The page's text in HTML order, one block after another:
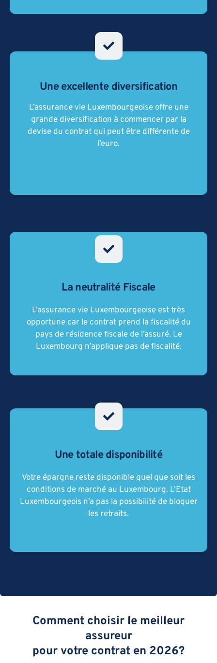
Une excellente diversification
L’assurance vie Luxembourgeoise offre une
grande diversification à commencer par la
devise du contrat qui peut être différente de
l’euro.
L’assurance vie Luxembourgeoise offre une
grande diversification à commencer par la
devise du contrat qui peut être différente de
l’euro.
La neutralité Fiscale
L’assurance vie Luxembourgeoise est très
opportune car le contrat prend la fiscalité du
pays de résidence fiscale de l’assuré. Le
Luxembourg n’applique pas de fiscalité.
par les personnes avec une forte mobilité
géographique, c’est-à-dire les expatriés. Cela
permet en effet de ne pas être doublement
fiscalisé.
Une totale disponibilité
Votre épargne reste disponible quel que soit les
conditions de marché au Luxembourg. L’Etat
Luxembourgeois n’a pas la possibilité de bloquer
les retraits.
La loi Sapin 2 n’a pas été votée au
L’Etat Luxembourgeois n’a pas la possibilité
de bloquer les retraits comme cela pourrait
être le cas en France via la loi Sapin 2.
Comment choisir le meilleur
assureur
pour votre contrat en 2026?